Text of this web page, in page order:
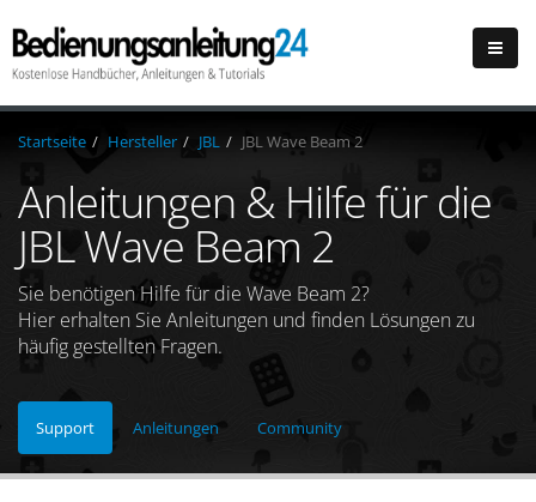
Startseite Hersteller JBL JBL Wave Beam 2
Anleitungen & Hilfe für die
JBL Wave Beam 2
Sie benötigen Hilfe für die Wave Beam 2?
Hier erhalten Sie Anleitungen und finden Lösungen zu
häufig gestellten Fragen.
Support Anleitungen Community